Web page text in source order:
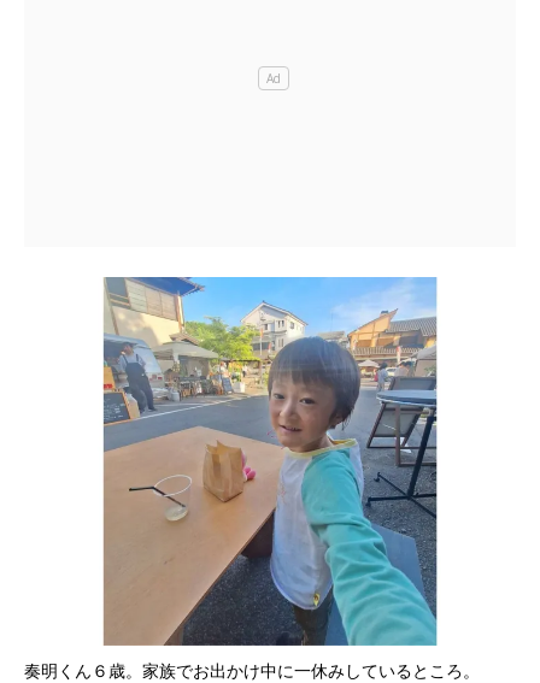
奏明くん６歳。家族でお出かけ中に一休みしているところ。